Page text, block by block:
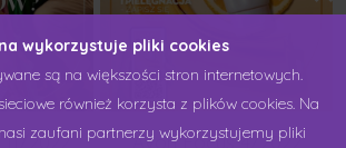
2022 Avon Focus 4/2022
wykorzystuje pliki cookies
są na większości stron internetowych.
również korzysta z plików cookies. Na
zaufani partnerzy wykorzystujemy pliki